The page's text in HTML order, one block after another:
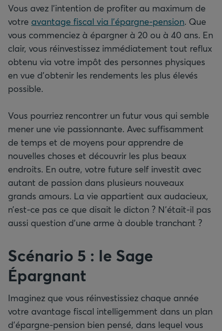
Vous avez l’intention de profiter au maximum de
votre avantage fiscal via l’épargne-pension. Que
vous commenciez à épargner à 20 ou à 40 ans. En
clair, vous réinvestissez immédiatement tout reflux
obtenu via votre impôt des personnes physiques
en vue d’obtenir les rendements les plus élevés
possible.
Vous pourriez rencontrer un futur vous qui semble
mener une vie passionnante. Avec suffisamment
de temps et de moyens pour apprendre de
nouvelles choses et découvrir les plus beaux
endroits. En outre, votre future self investit avec
autant de passion dans plusieurs nouveaux
grands amours. La vie appartient aux audacieux,
n’est-ce pas ce que disait le dicton ? N'était-il pas
aussi question d’une arme à double tranchant ?
Scénario 5 : le Sage
Épargnant
Imaginez que vous réinvestissiez chaque année
votre avantage fiscal intelligemment dans un plan
d’épargne-pension bien pensé, dans lequel vous